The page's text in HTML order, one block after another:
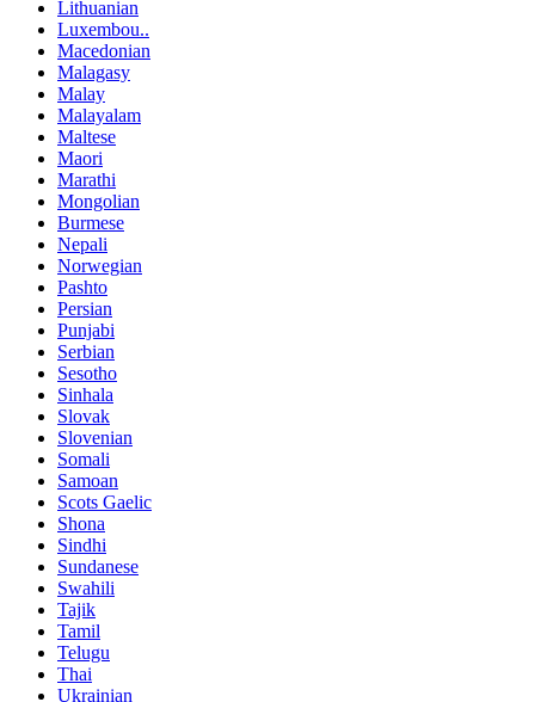
Lithuanian
Luxembou..
Macedonian
Malagasy
Malay
Malayalam
Maltese
Maori
Marathi
Mongolian
Burmese
Nepali
Norwegian
Pashto
Persian
Punjabi
Serbian
Sesotho
Sinhala
Slovak
Slovenian
Somali
Samoan
Scots Gaelic
Shona
Sindhi
Sundanese
Swahili
Tajik
Tamil
Telugu
Thai
Ukrainian